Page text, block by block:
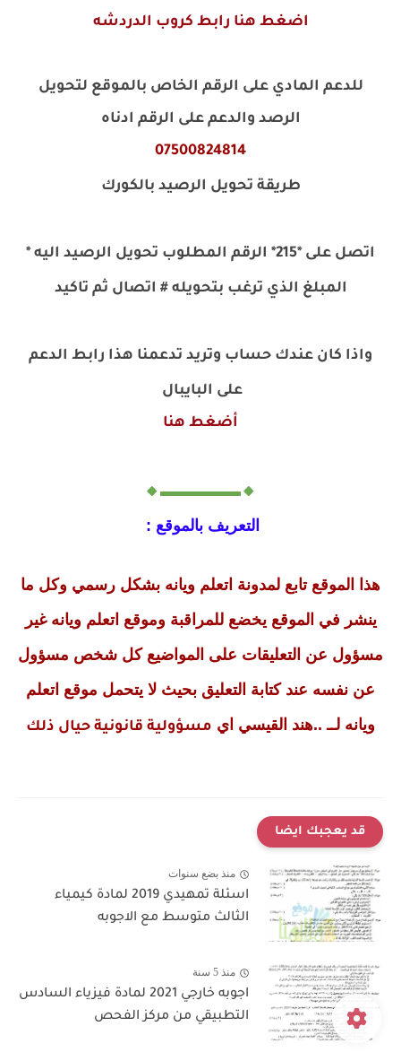
اضغط هنا رابط كروب الدردشه
للدعم المادي على الرقم الخاص بالموقع لتحويل
الرصد والدعم على الرقم ادناه
07500824814
طريقة تحويل الرصيد بالكورك
اتصل على *215* الرقم المطلوب تحويل الرصيد اليه *
المبلغ الذي ترغب بتحويله # اتصال ثم تاكيد
واذا كان عندك حساب وتريد تدعمنا هذا رابط الدعم
على البايبال
أضغط هنا
🔸▬▬▬▬▬🔸
التعريف بالموقع :
هذا الموقع تابع لمدونة اتعلم ويانه بشكل رسمي وكل ما
ينشر في الموقع يخضع للمراقبة وموقع اتعلم ويانه غير
مسؤول عن التعليقات على المواضيع كل شخص مسؤول
عن نفسه عند كتابة التعليق بحيث لا يتحمل موقع اتعلم
ويانه لــ ..هند القيسي اي مسؤولية قانونية حيال ذلك
قد يعجبك ايضا
منذ بضع سنوات
اسئلة تمهيدي 2019 لمادة كيمياء
الثالث متوسط مع الاجوبه
منذ 5 سنة
اجوبه خارجي 2021 لمادة فيزياء السادس
التطبيقي من مركز الفحص